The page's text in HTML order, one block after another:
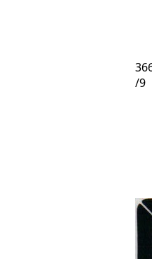
/9